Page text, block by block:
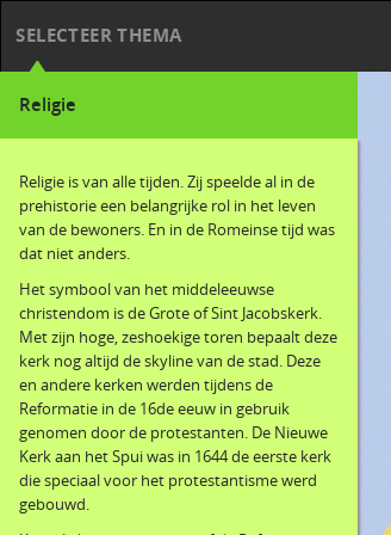
SELECTEER THEMA
Religie
Religie is van alle tijden. Zij speelde al in de
prehistorie een belangrijke rol in het leven
van de bewoners. En in de Romeinse tijd was
dat niet anders.
Het symbool van het middeleeuwse
christendom is de Grote of Sint Jacobskerk.
Met zijn hoge, zeshoekige toren bepaalt deze
kerk nog altijd de skyline van de stad. Deze
en andere kerken werden tijdens de
Reformatie in de 16de eeuw in gebruik
genomen door de protestanten. De Nieuwe
Kerk aan het Spui was in 1644 de eerste kerk
die speciaal voor het protestantisme werd
gebouwd.